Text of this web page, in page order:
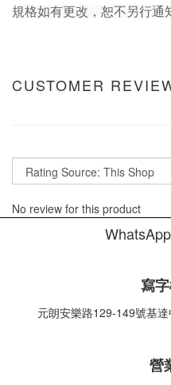
規格如有更改，恕不另行通
CUSTOMER
No review for this product
WhatsApp
寫
元朗安樂路129-149號基達
營